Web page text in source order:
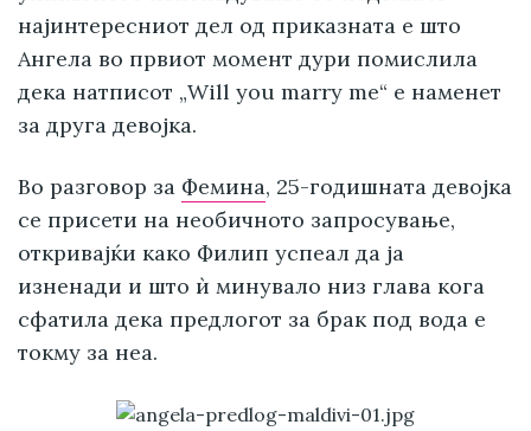
најинтересниот дел од приказната е што
Ангела во првиот момент дури помислила
дека натписот „Will you marry me“ е наменет
за друга девојка.
Во разговор за Фемина, 25-годишната девојка
се присети на необичното запросување,
откривајќи како Филип успеал да ја
изненади и што ѝ минувало низ глава кога
сфатила дека предлогот за брак под вода е
токму за неа.